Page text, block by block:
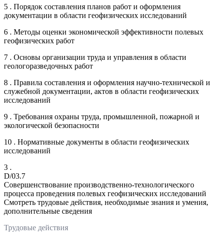
5 . Порядок составления планов работ и оформления
документации в области геофизических исследований
6 . Методы оценки экономической эффективности полевых
геофизических работ
7 . Основы организации труда и управления в области
геологоразведочных работ
8 . Правила составления и оформления научно-технической и
служебной документации, актов в области геофизических
исследований
9 . Требования охраны труда, промышленной, пожарной и
экологической безопасности
10 . Нормативные документы в области геофизических
исследований
3 .
D/03.7
Совершенствование производственно-технологического
процесса проведения полевых геофизических исследований
Смотреть трудовые действия, необходимые знания и умения,
дополнительные сведения
Трудовые действия